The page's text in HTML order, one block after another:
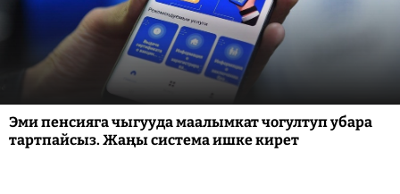
Эми пенсияга чыгууда маалымкат чогултуп убара
тартпайсыз. Жаңы система ишке кирет